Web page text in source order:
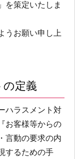
を策定いたしま
うお願い申し上
定義
ハラスメント対
お客様等からの
言動の要求の内
するための手